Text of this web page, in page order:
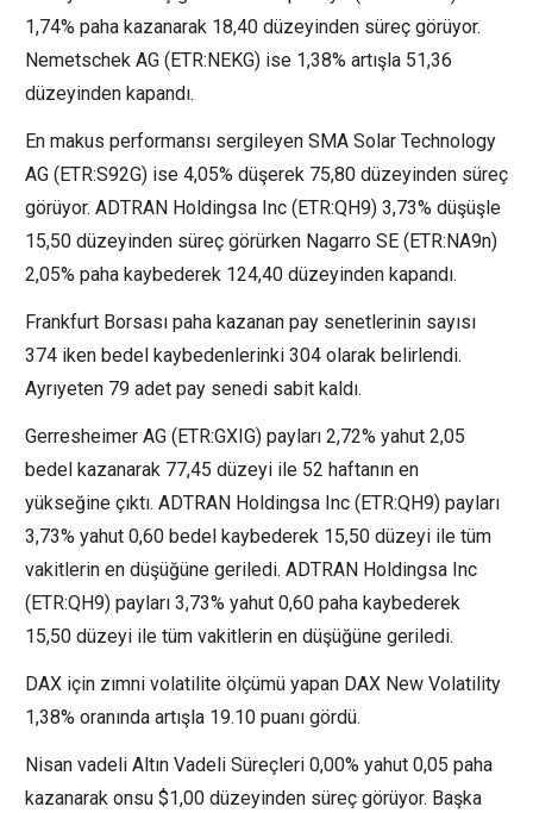
1,74% paha kazanarak 18,40 düzeyinden süreç görüyor.
Nemetschek AG (ETR: NEKG) ise 1,38% artışla 51,36
düzeyinden kapandı.
En makus performansı sergileyen SMA Solar Technology
AG (ETR:S92G) ise 4,05% düşerek 75,80 düzeyinden süreç
görüyor. ADTRAN Holdingsa Inc (ETR:QH9) 3,73% düşüşle
15,50 düzeyinden süreç görürken Nagarro SE (ETR: NA9n)
2,05% paha kaybederek 124,40 düzeyinden kapandı.
Frankfurt Borsası paha kazanan pay senetlerinin sayısı
374 iken bedel kaybedenlerinki 304 olarak belirlendi.
Ayrıyeten 79 adet pay senedi sabit kaldı.
Gerresheimer AG (ETR:GXIG) payları 2,72% yahut 2,05
bedel kazanarak 77,45 düzeyi ile 52 haftanın en
yükseğine çıktı. ADTRAN Holdingsa Inc (ETR:QH9) payları
3,73% yahut 0,60 bedel kaybederek 15,50 düzeyi ile tüm
vakitlerin en düşüğüne geriledi. ADTRAN Holdingsa Inc
(ETR:QH9) payları 3,73% yahut 0,60 paha kaybederek
15,50 düzeyi ile tüm vakitlerin en düşüğüne geriledi.
DAX için zımni volatilite ölçümü yapan DAX New Volatility
1,38% oranında artışla 19.10 puanı gördü.
Nisan vadeli Altın Vadeli Süreçleri 0,00% yahut 0,05 paha
kazanarak onsu $1,00 düzeyinden süreç görüyor. Başka